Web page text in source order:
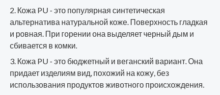
Кожа PU - это популярная синтетическая
альтернатива натуральной коже. Поверхность гладкая
и ровная. При горении она выделяет черный дым и
сбивается в комки.
Кожа PU - это бюджетный и веганский вариант. Она
придает изделиям вид, похожий на кожу, без
использования продуктов животного происхождения.